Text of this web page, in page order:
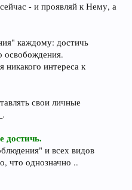
- и проявляй к Нему, а
каждому: достичь
освобождения.
никакого интереса к
свои личные
достичь.
и всех видов
что однозначно ..